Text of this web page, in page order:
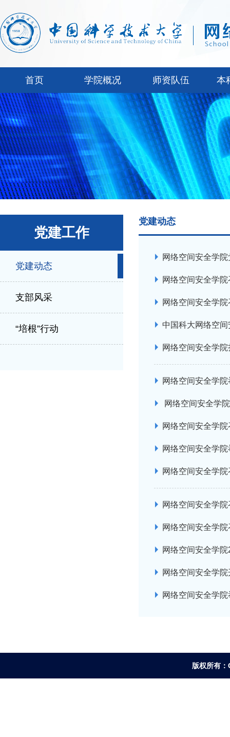
首页 学院概况 师资队伍 本
党建工作
党建动态
支部风采
“培根”行动
党建动态
网络空间安全学
网络空间安全学
网络空间安全学
中国科大网络空
网络空间安全学
网络空间安全学
网络空间安全学
网络空间安全学
网络空间安全学
网络空间安全学
网络空间安全学
网络空间安全学
网络空间安全学
网络空间安全学
网络空间安全学
版权所有